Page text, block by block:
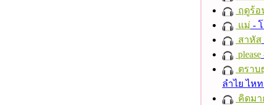
ฤดูร้อ
แม่ -
สาหัส
please
ตราบ
ลำไย ไห
คิดมา